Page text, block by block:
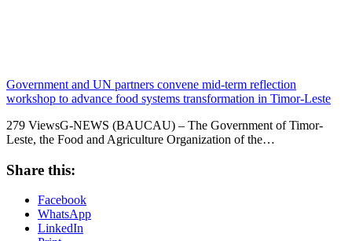
Government and UN partners convene mid-term reflection
workshop to advance food systems transformation in Timor-Leste
279 ViewsG-NEWS (BAUCAU) – The Government of Timor-
Leste, the Food and Agriculture Organization of the…
Share this:
Facebook
WhatsApp
LinkedIn